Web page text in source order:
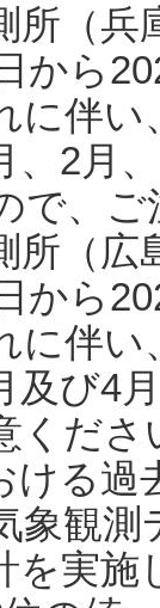
所（
から
に伴い
、2月
で、
所（
から
に伴い
及び4
くだ
ける過
象観
を実